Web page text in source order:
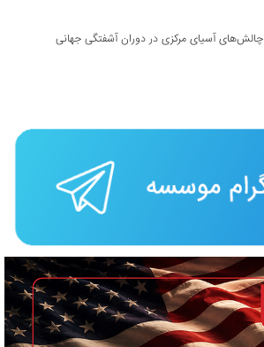
چالش‌های آسیای مرکزی در دوران آشفتگی جهانی